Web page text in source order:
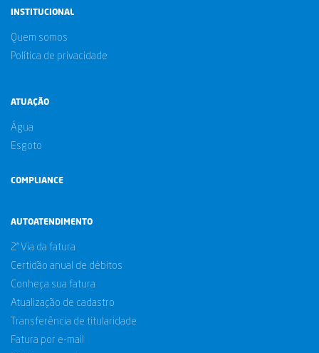
INSTITUCIONAL
Quem somos
Política de privacidade
ATUAÇÃO
Água
Esgoto
COMPLIANCE
AUTOATENDIMENTO
2ª Via da fatura
Certidão anual de débitos
Conheça sua fatura
Atualização de cadastro
Transferência de titularidade
Fatura por e-mail